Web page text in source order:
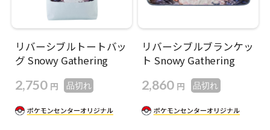
リバーシブルトートバッ
グ Snowy Gathering
2,750 円 品切れ
リバーシブルブランケッ
ト Snowy Gathering
2,860 円 品切れ